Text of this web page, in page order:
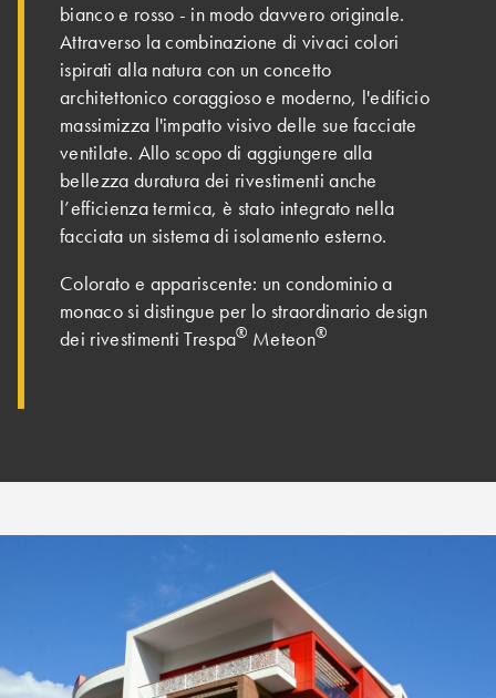
bianco e rosso - in modo davvero originale.
Attraverso la combinazione di vivaci colori
ispirati alla natura con un concetto
architettonico coraggioso e moderno, l'edificio
massimizza l'impatto visivo delle sue facciate
ventilate. Allo scopo di aggiungere alla
bellezza duratura dei rivestimenti anche
l’efficienza termica, è stato integrato nella
facciata un sistema di isolamento esterno.
Colorato e appariscente: un condominio a
monaco si distingue per lo straordinario design
dei rivestimenti Trespa® Meteon®